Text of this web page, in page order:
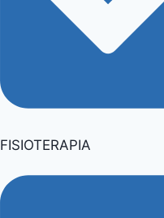
FISIOTERAPIA